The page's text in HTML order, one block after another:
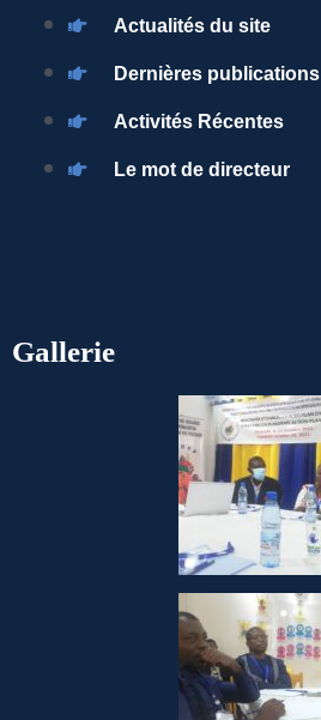
Actualités du site
Dernières publications
Activités Récentes
Le mot de directeur
Gallerie